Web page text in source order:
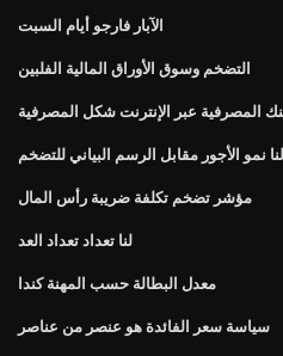
الآبار فارجو أيام السبت
التضخم وسوق الأوراق المالية الفلبين
المصرفية عبر الإنترنت شكل المصرفية
لنا نمو الأجور مقابل الرسم البياني للتضخم
مؤشر تضخم تكلفة ضريبة رأس المال
لنا تعداد تعداد العد
معدل البطالة حسب المهنة كندا
سياسة سعر الفائدة هو عنصر من عناصر